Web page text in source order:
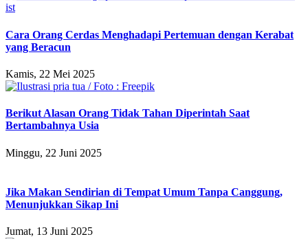
Cara Orang Cerdas Menghadapi Pertemuan dengan Kerabat
yang Beracun
Kamis, 22 Mei 2025
Berikut Alasan Orang Tidak Tahan Diperintah Saat
Bertambahnya Usia
Minggu, 22 Juni 2025
Jika Makan Sendirian di Tempat Umum Tanpa Canggung,
Menunjukkan Sikap Ini
Jumat, 13 Juni 2025